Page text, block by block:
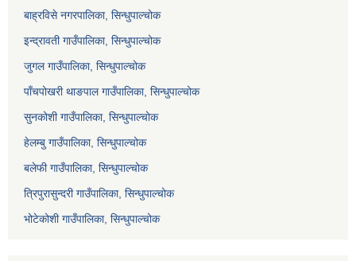
बाह्रविसे नगरपालिका, सिन्धुपाल्चोक
इन्द्रावती गाउँपालिका, सिन्धुपाल्चोक
जुगल गाउँपालिका, सिन्धुपाल्चोक
पाँचपोखरी थाङपाल गाउँपालिका, सिन्धुपाल्चोक
सुनकोशी गाउँपालिका, सिन्धुपाल्चोक
हेलम्बु गाउँपालिका, सिन्धुपाल्चोक
बलेफी गाउँपालिका, सिन्धुपाल्चोक
त्रिपुरासुन्दरी गाउँपालिका, सिन्धुपाल्चोक
भोटेकोशी गाउँपालिका, सिन्धुपाल्चोक